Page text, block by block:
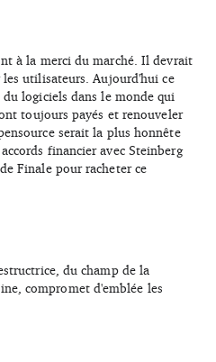
à la merci du marché. Il devrait
utilisateurs. Aujourd'hui ce
logiciels dans le monde qui
toujours payés et renouveler
serait la plus honnête
financier avec Steinberg
Finale pour racheter ce
du champ de la
compromet d'emblée les